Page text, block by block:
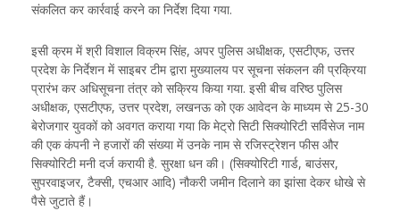
संकलित कर कार्रवाई करने का निर्देश दिया गया.
इसी क्रम में श्री विशाल विक्रम सिंह, अपर पुलिस अधीक्षक, एसटीएफ, उत्तर
प्रदेश के निर्देशन में साइबर टीम द्वारा मुख्यालय पर सूचना संकलन की प्रक्रिया
प्रारंभ कर अधिसूचना तंत्र को सक्रिय किया गया. इसी बीच वरिष्ठ पुलिस
अधीक्षक, एसटीएफ, उत्तर प्रदेश, लखनऊ को एक आवेदन के माध्यम से 25-30
बेरोजगार युवकों को अवगत कराया गया कि मेट्रो सिटी सिक्योरिटी सर्विसेज नाम
की एक कंपनी ने हजारों की संख्या में उनके नाम से रजिस्ट्रेशन फीस और
सिक्योरिटी मनी दर्ज करायी है. सुरक्षा धन की। (सिक्योरिटी गार्ड, बाउंसर,
सुपरवाइजर, टैक्सी, एचआर आदि) नौकरी जमीन दिलाने का झांसा देकर धोखे से
पैसे जुटाते हैं।